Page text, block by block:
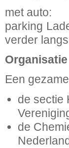
met auto:
parking
verder
Organisatie
Een
de sectie
de